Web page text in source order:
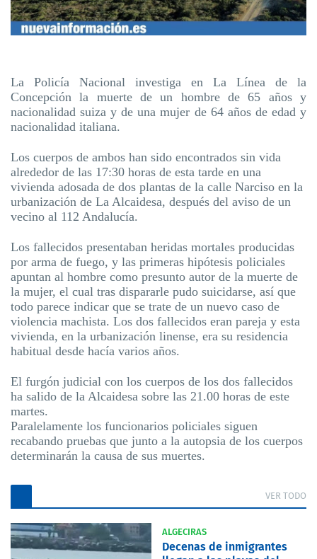
La Policía Nacional investiga en La Línea de la
Concepción la muerte de un hombre de 65 años y
nacionalidad suiza y de una mujer de 64 años de edad y
nacionalidad italiana.
Los cuerpos de ambos han sido encontrados sin vida
alrededor de las 17:30 horas de esta tarde en una
vivienda adosada de dos plantas de la calle Narciso en la
urbanización de La Alcaidesa, después del aviso de un
vecino al 112 Andalucía.
Los fallecidos presentaban heridas mortales producidas
por arma de fuego, y las primeras hipótesis policiales
apuntan al hombre como presunto autor de la muerte de
la mujer, el cual tras dispararle pudo suicidarse, así que
todo parece indicar que se trate de un nuevo caso de
violencia machista. Los dos fallecidos eran pareja y esta
vivienda, en la urbanización linense, era su residencia
habitual desde hacía varios años.
El furgón judicial con los cuerpos de los dos fallecidos
ha salido de la Alcaidesa sobre las 21.00 horas de este
martes.
Paralelamente los funcionarios policiales siguen
recabando pruebas que junto a la autopsia de los cuerpos
determinarán la causa de sus muertes.
VER TODO
ALGECIRAS
Decenas de inmigrantes